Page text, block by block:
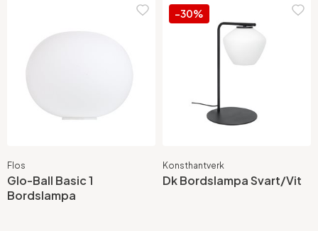
Flos
Glo-Ball Basic 1
Bordslampa
-30%
Konsthantverk
Dk Bordslampa Svart/Vit